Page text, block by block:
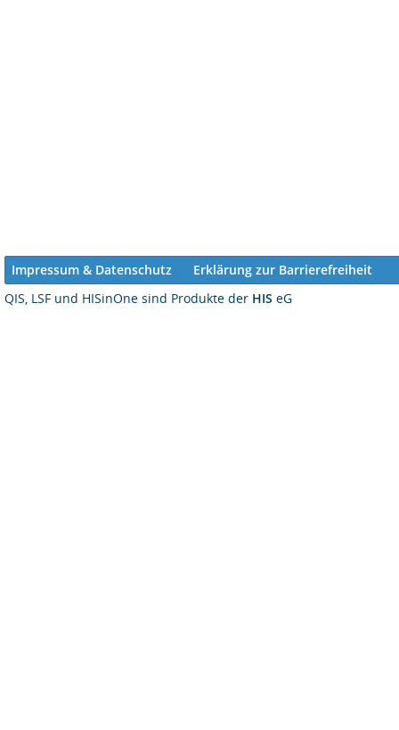
Impressum & Datenschutz
Erklärung zur Barrierefreiheit
QIS, LSF und HISinOne sind Produkte der HIS eG